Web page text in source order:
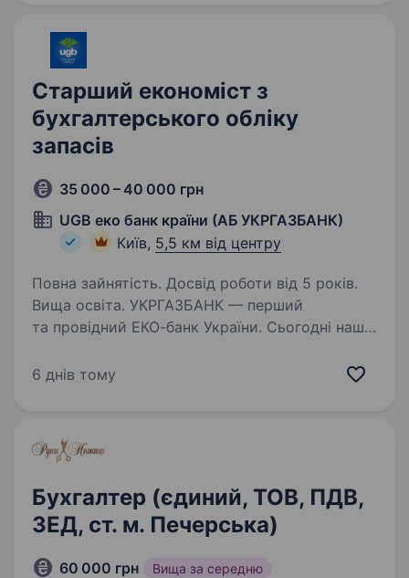
Старший економіст з
бухгалтерського обліку
запасів
35 000 – 40 000 грн
UGB еко банк країни (АБ УКРГАЗБАНК)
Київ, 5,5 км від центру
Повна зайнятість. Досвід роботи від 5 років.
Вища освіта. УКРГАЗБАНК — перший
та провідний ЕКО-банк України. Сьогодні наш
фінансуванні — понад 6 млрд. грн. заощаджень
6 днів тому
Бухгалтер (єдиний, ТОВ, ПДВ,
ЗЕД, ст. м. Печерська)
60 000 грн Вища за середню